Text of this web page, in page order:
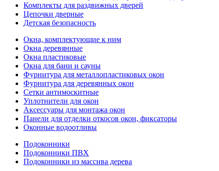
Комплекты для раздвижных дверей
Цепочки дверные
Детская безопасность
Окна, комплектующие к ним
Окна деревянные
Окна пластиковые
Окна для бани и сауны
Фурнитура для металлопластиковых окон
Фурнитура для деревянных окон
Сетки антимоскитные
Уплотнители для окон
Аксессуары для монтажа окон
Панели для отделки откосов окон, фиксаторы
Оконные водоотливы
Подоконники
Подоконники ПВХ
Подоконники из массива дерева